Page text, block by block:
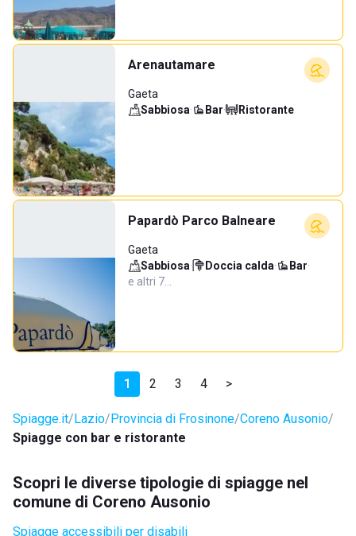
Arenautamare
Gaeta
Sabbiosa· Bar· Ristorante
Papardò Parco Balneare
Gaeta
Sabbiosa· Doccia calda· Bar·
e altri 7…
1 2 3 4 >
Spiagge.it Lazio Provincia di Frosinone Coreno Ausonio
Spiagge con bar e ristorante
Scopri le diverse tipologie di spiagge nel
comune di Coreno Ausonio
Spiagge accessibili per disabili